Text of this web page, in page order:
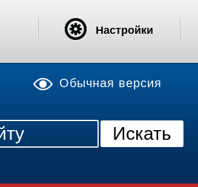
Обычная версия
Настройки